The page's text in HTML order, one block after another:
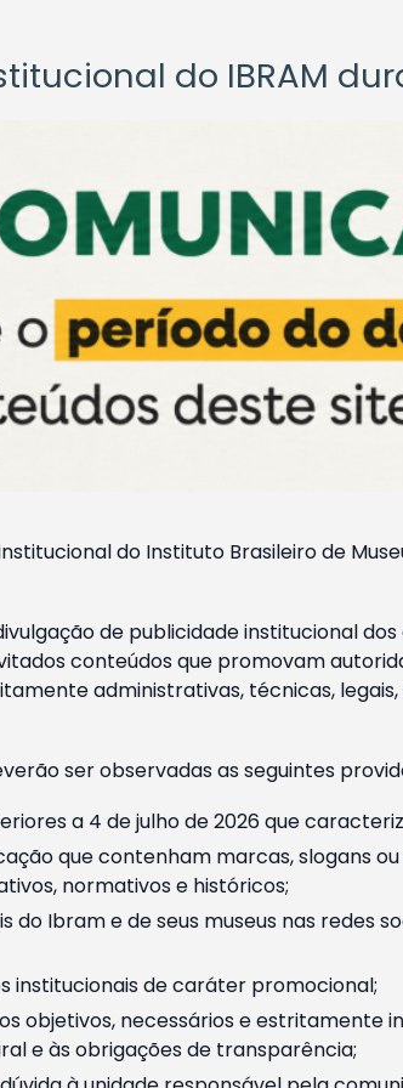
do IBRAM
do Instituto Brasileiro de
de publicidade institucional
conteúdos que promovam
administrativas, técnicas,
ser observadas as seguintes
a 4 de julho de 2026 que
que contenham marcas, slogans
normativos e históricos;
Ibram e de seus museus nas redes
institucionais de caráter promocional;
objetivos, necessários e estritamente
e às obrigações de transparência;